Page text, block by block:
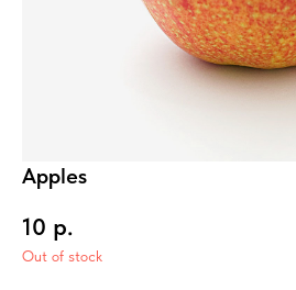
Apples
10 р.
Out of stock